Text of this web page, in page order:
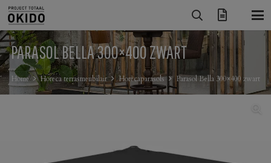
PARASOL BELLA 300×400 ZWART
Home Horeca terrasmeubilair Horecaparasols Parasol Bella 300×400 zwart